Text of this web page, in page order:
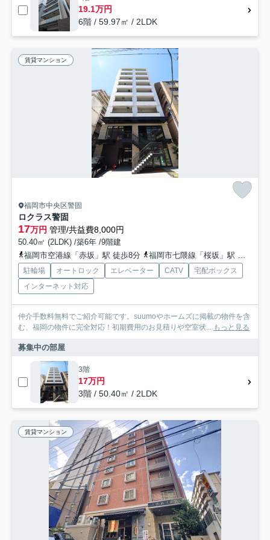
19.1万円
6階 / 59.97㎡ / 2LDK
賃貸マンション
福岡市中央区警固
ロクラス警固
17万円 管理/共益費8,000円
50.40㎡ (2LDK) /築6年 /9階建
福岡市空港線「赤坂」駅 徒歩8分
福岡市七隈線「桜坂」駅 徒歩10分
駐輪場 オートロック エレベーター CATV
宅配ボックス
インターネット対応
仲介手数料無料でご紹介可能です。suumoやホームズに掲載の物件を含
む、福岡の物件に完全対応！初期費用のお見積りや空室状... もっと見る
募集中の部屋
3階
17万円
3階 / 50.40㎡ / 2LDK
賃貸マンション